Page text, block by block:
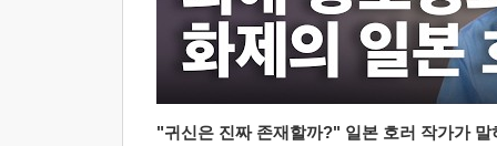
"귀신은 진짜 존재할까?" 일본 호러 작가가